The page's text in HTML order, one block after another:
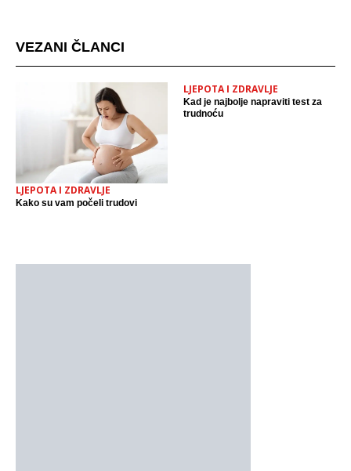
VEZANI ČLANCI
LJEPOTA I ZDRAVLJE
Kako su vam počeli trudovi
LJEPOTA I ZDRAVLJE
Kad je najbolje napraviti test za
trudnoću